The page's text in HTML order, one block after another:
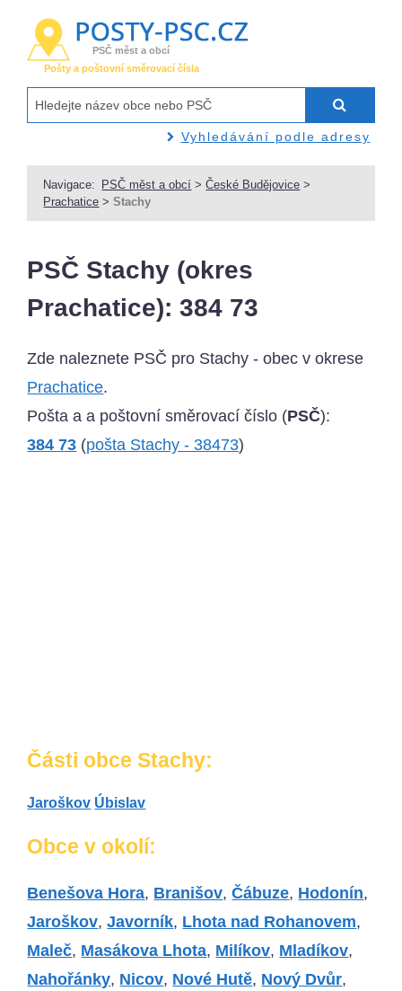
PSČ měst a obcí
Pošty a poštovní směrovací čísla
Vyhledávání podle adresy
Navigace: PSČ měst a obcí >České Budějovice >
Prachatice >Stachy
PSČ Stachy (okres
Prachatice): 384 73
Zde naleznete PSČ pro Stachy - obec v okrese
Prachatice.
Pošta a a poštovní směrovací číslo (PSČ):
384 73 (pošta Stachy - 38473)
Části obce Stachy:
Jaroškov Úbislav
Obce v okolí:
Benešova Hora, Branišov,Čábuze, Hodonín,
Jaroškov,Javorník, Lhota nad Rohanovem,
Maleč, Masákova Lhota, Milíkov, Mladíkov,
Nahořánky, Nicov, Nové Hutě, Nový Dvůr,